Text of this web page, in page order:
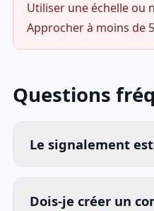
Utiliser une échelle ou
Approcher à moins de
Questions
Le signalement
Dois-je créer un